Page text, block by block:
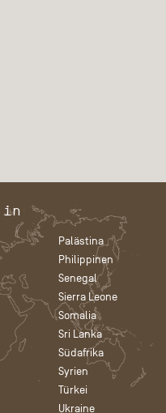
in
Palästina
Philippinen
Senegal
Sierra Leone
Somalia
Sri Lanka
Südafrika
Syrien
Türkei
Ukraine